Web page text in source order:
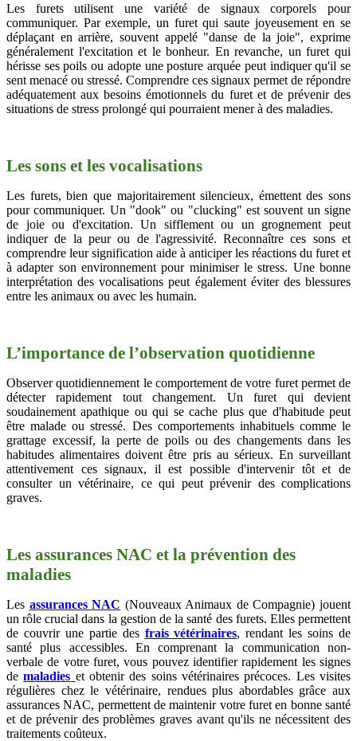
Les furets utilisent une variété de signaux corporels pour
communiquer. Par exemple, un furet qui saute joyeusement en se
déplaçant en arrière, souvent appelé "danse de la joie", exprime
généralement l'excitation et le bonheur. En revanche, un furet qui
hérisse ses poils ou adopte une posture arquée peut indiquer qu'il se
sent menacé ou stressé. Comprendre ces signaux permet de répondre
adéquatement aux besoins émotionnels du furet et de prévenir des
situations de stress prolongé qui pourraient mener à des maladies.
Les sons et les vocalisations
Les furets, bien que majoritairement silencieux, émettent des sons
pour communiquer. Un "dook" ou "clucking" est souvent un signe
de joie ou d'excitation. Un sifflement ou un grognement peut
indiquer de la peur ou de l'agressivité. Reconnaître ces sons et
comprendre leur signification aide à anticiper les réactions du furet et
à adapter son environnement pour minimiser le stress. Une bonne
interprétation des vocalisations peut également éviter des blessures
entre les animaux ou avec les humain.
L’importance de l’observation quotidienne
Observer quotidiennement le comportement de votre furet permet de
détecter rapidement tout changement. Un furet qui devient
soudainement apathique ou qui se cache plus que d'habitude peut
être malade ou stressé. Des comportements inhabituels comme le
grattage excessif, la perte de poils ou des changements dans les
habitudes alimentaires doivent être pris au sérieux. En surveillant
attentivement ces signaux, il est possible d'intervenir tôt et de
consulter un vétérinaire, ce qui peut prévenir des complications
graves.
Les assurances NAC et la prévention des
maladies
Les assurances NAC (Nouveaux Animaux de Compagnie) jouent
un rôle crucial dans la gestion de la santé des furets. Elles permettent
de couvrir une partie des frais vétérinaires, rendant les soins de
santé plus accessibles. En comprenant la communication non-
verbale de votre furet, vous pouvez identifier rapidement les signes
demaladies et obtenir des soins vétérinaires précoces. Les visites
régulières chez le vétérinaire, rendues plus abordables grâce aux
assurances NAC, permettent de maintenir votre furet en bonne santé
et de prévenir des problèmes graves avant qu'ils ne nécessitent des
traitements coûteux.